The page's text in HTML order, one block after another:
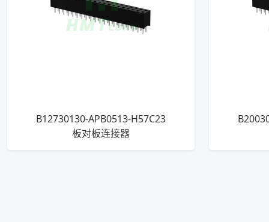
B12730130-APB0513-H57C23
板对板连接器